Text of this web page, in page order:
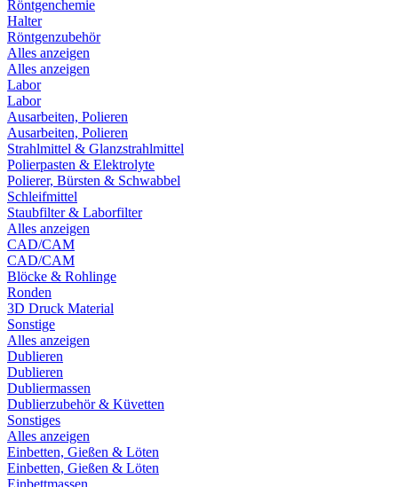
Röntgenchemie
Halter
Röntgenzubehör
Alles anzeigen
Alles anzeigen
Labor
Labor
Ausarbeiten, Polieren
Ausarbeiten, Polieren
Strahlmittel & Glanzstrahlmittel
Polierpasten & Elektrolyte
Polierer, Bürsten & Schwabbel
Schleifmittel
Staubfilter & Laborfilter
Alles anzeigen
CAD/CAM
CAD/CAM
Blöcke & Rohlinge
Ronden
3D Druck Material
Sonstige
Alles anzeigen
Dublieren
Dublieren
Dubliermassen
Dublierzubehör & Küvetten
Sonstiges
Alles anzeigen
Einbetten, Gießen & Löten
Einbetten, Gießen & Löten
Einbettmassen